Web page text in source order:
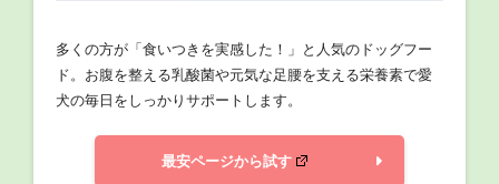
多くの方が「食いつきを実感した！」と人気のドッグフー
ド。お腹を整える乳酸菌や元気な足腰を支える栄養素で愛
犬の毎日をしっかりサポートします。
最安ページから試す